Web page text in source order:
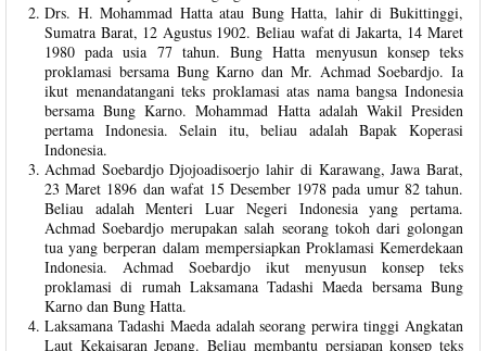
Drs. H. Mohammad Hatta atau Bung Hatta, lahir di Bukittinggi,
Sumatra Barat, 12 Agustus 1902. Beliau wafat di Jakarta, 14 Maret
1980 pada usia 77 tahun. Bung Hatta menyusun konsep teks
proklamasi bersama Bung Karno dan Mr. Achmad Soebardjo. Ia
ikut menandatangani teks proklamasi atas nama bangsa Indonesia
bersama Bung Karno. Mohammad Hatta adalah Wakil Presiden
pertama Indonesia. Selain itu, beliau adalah Bapak Koperasi
Indonesia.
Achmad Soebardjo Djojoadisoerjo lahir di Karawang, Jawa Barat,
23 Maret 1896 dan wafat 15 Desember 1978 pada umur 82 tahun.
Beliau adalah Menteri Luar Negeri Indonesia yang pertama.
Achmad Soebardjo merupakan salah seorang tokoh dari golongan
tua yang berperan dalam mempersiapkan Proklamasi Kemerdekaan
Indonesia. Achmad Soebardjo ikut menyusun konsep teks
proklamasi di rumah Laksamana Tadashi Maeda bersama Bung
Karno dan Bung Hatta.
Laksamana Tadashi Maeda adalah seorang perwira tinggi Angkatan
Laut Kekaisaran Jepang. Beliau membantu persiapan konsep teks